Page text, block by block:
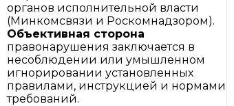
органов исполнительной власти
(Минкомсвязи и Роскомнадзором).
Объективная сторона
правонарушения заключается в
несоблюдении или умышленном
игнорировании установленных
правилами, инструкцией и нормами
требований.